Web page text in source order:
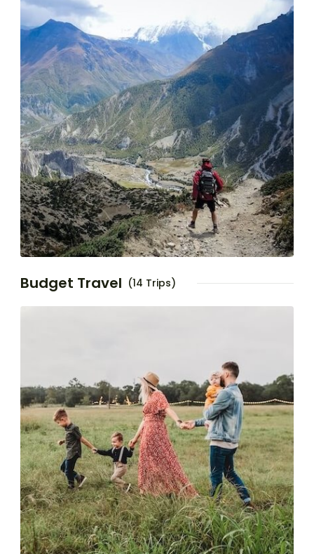
Budget Travel (14 Trips)